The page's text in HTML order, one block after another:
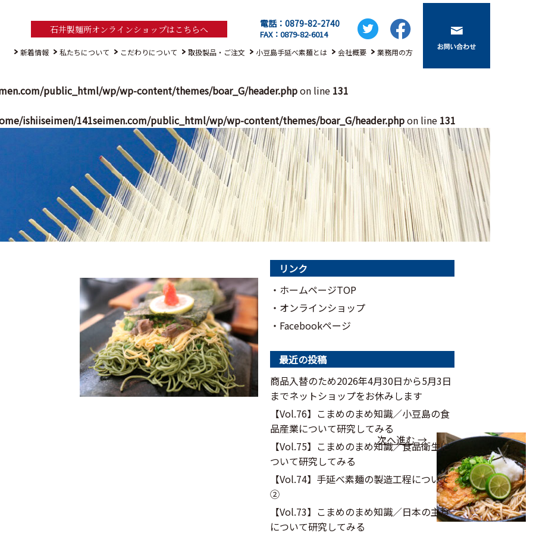
石井製麺所オンラインショップはこちらへ 電話：0879-82-2740
FAX：0879-82-6014
新着情報 私たちについて こだわりについて 取扱製品・ご注文 小豆島手延べ素麺とは 会社概要 業務用の方
public_html/wp/wp-content/themes/boar_G/header.phpon line 131
ishiiseimen/141seimen.com/public_html/wp/wp-content/themes/boar_G/header.phpon line 131
次へ進む →
リンク
・ホームページTOP
・オンラインショップ
・Facebookページ
最近の投稿
商品入替のため2026年4月30日から5月3日
までネットショップをお休みします
【Vol.76】こまめのまめ知識／⼩⾖島の⾷
品産業について研究してみる
【Vol.75】こまめのまめ知識／食品衛生に
ついて研究してみる
【Vol.74】手延べ素麺の製造工程について
②
【Vol.73】こまめのまめ知識／日本の主食
について研究してみる